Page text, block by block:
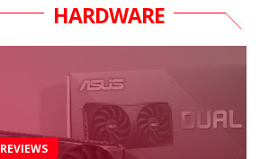
HARDWARE
REVIEWS